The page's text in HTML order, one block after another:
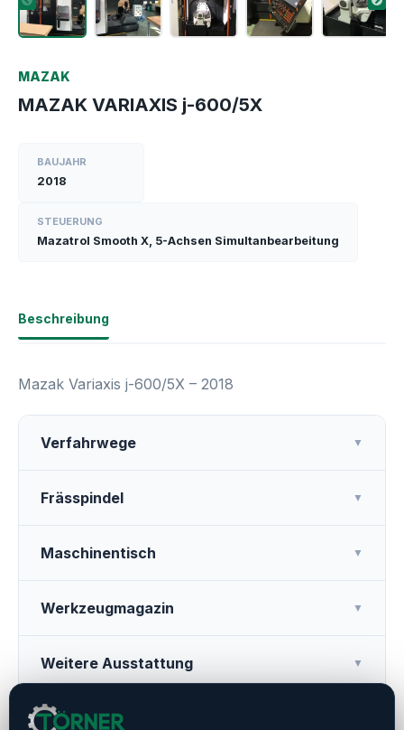
MAZAK
MAZAK VARIAXIS j-600/5X
BAUJAHR
2018
STEUERUNG
Mazatrol Smooth X, 5-Achsen Simultanbearbeitung
Beschreibung
Mazak Variaxis j-600/5X – 2018
Verfahrwege ▼
Frässpindel ▼
Maschinentisch ▼
Werkzeugmagazin ▼
Weitere Ausstattung ▼
Betriebszeiten